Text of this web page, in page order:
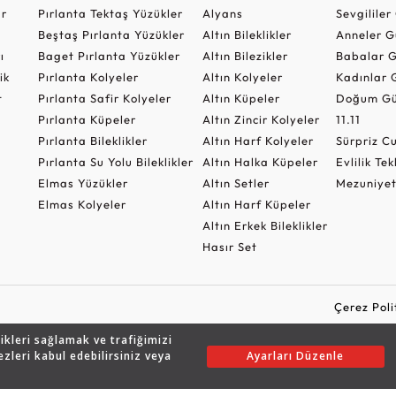
sağlamak ve trafiğimizi
kabul edebilirsiniz veya
Ayarları Düzenle
Pırlanta Tektaş Yüzükler
Beştaş Pırlanta Yüzükler
Baget Pırlanta Yüzükler
Pırlanta Kolyeler
Pırlanta Safir Kolyeler
Pırlanta Küpeler
Pırlanta Bileklikler
Pırlanta Su Yolu Bileklikler
Elmas Yüzükler
Elmas Kolyeler
Alyans
Altın Bileklikler
Altın Bilezikler
Altın Kolyeler
Altın Küpeler
Altın Zincir Kolyeler
Altın Harf Kolyeler
Altın Halka Küpeler
Altın Setler
Altın Harf Küpeler
Altın Erkek Bileklikler
Hasır Set
Sevgililer
Anneler
Babalar
Kadınlar
Doğum
11.11
Sürpriz
Evlilik
Çerez